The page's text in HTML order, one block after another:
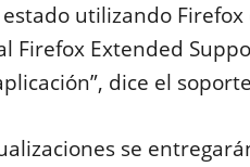
utilizando
Firefox Extended
dice el
se